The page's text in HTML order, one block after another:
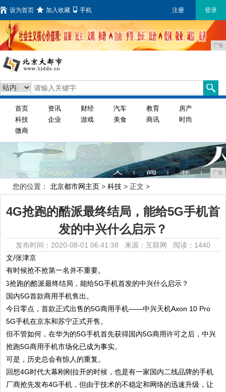
设为首页 加入收藏 手机 注册 登录
广告
首页 资讯 财经 汽车 教育
房产
科技
企业 游戏 美食 商讯
时尚
微商
广告
您的位置： 北京都市网主页 > 科技 > 正文 >
4G抢跑的酷派最终结局，能给5G手机首
发的中兴什么启示？
发布时间：2020-08-01 06:41:38 来源：互联网 阅读：1440
文/张津京
有时候抢不抢第一名并不重要。
国内5G首款商用手机售出。
今日零点，首款正式出售的5G商用手机——中兴天机Axon 10 Pro
5G手机在京东和苏宁正式开售。
但不管如何，在华为的5G手机首先获得国内5G商用许可之后，中兴
抢跑5G商用手机市场化已成为事实。
可是，历史总会有惊人的重复。
回想4G时代大幕刚刚拉开的时候，也是有一家国内二线品牌的手机
厂商抢先发布4G手机，但由于技术的不稳定和网络的迅速升级，让